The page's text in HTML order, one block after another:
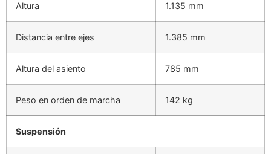
Altura 1.135 mm
Distancia entre ejes 1.385 mm
Altura del asiento 785 mm
Peso en orden de marcha 142 kg
Suspensión